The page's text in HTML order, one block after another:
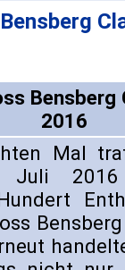
Bensberg
2016
Mal
Juli 2016